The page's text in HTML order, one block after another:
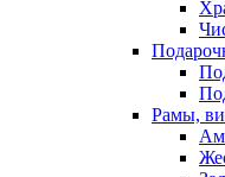
Рамы,